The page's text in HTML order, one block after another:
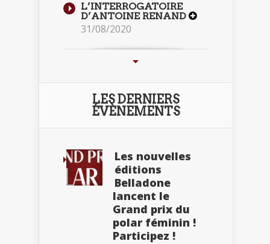
L’INTERROGATOIRE
D’ANTOINE RENAND
31/08/2020
LES DERNIERS
ÉVÈNEMENTS
Les nouvelles
éditions
Belladone
lancent le
Grand prix du
polar féminin !
Participez !